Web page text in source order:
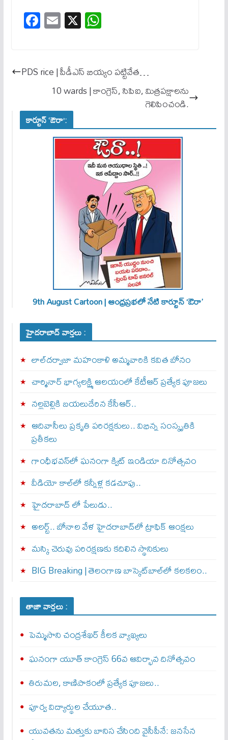
Fa
ce
ok
E
m
X W
ha
A
pp
PDS rice | పీడీఎస్ బియ్యం పట్టివేత…
10 wards | కాంగ్రెస్, సిపిఐ, మిత్రపక్షాలను
గెలిపించండి.
కార్టూన్ ‘ఔరా’:
9th August Cartoon | ఆంధ్రప్రభలో నేటి కార్టూన్ ‘ఔరా’
హైదరాబాద్ వార్తలు :
లాల్‌దర్వాజా మహంకాళి అమ్మవారికి కవిత బోనం
చార్మినార్‌ భాగ్యలక్ష్మి ఆలయంలో కేటీఆర్ ప్రత్యేక పూజలు
నల్లబెల్లికి బయలుదేరిన కేసీఆర్‌..
ఆదివాసీలు ప్రకృతి పరిరక్షకులు.. విభిన్న సంస్కృతికి
ప్రతీకలు
గాంధీభవన్‌లో ఘనంగా క్విట్‌ ఇండియా దినోత్సవం
వీడియో కాల్‌లో కన్నీళ్ల కడచూపు..
హైదరాబాద్ లో పేలుడు..
అలర్ట్‌.. బోనాల వేళ హైదరాబాద్‌లో ట్రాఫిక్‌ ఆంక్షలు
మస్కి చెరువు పరిరక్షణకు కదిలిన స్థానికులు
BIG Breaking | తెలంగాణ బాస్కెట్‌బాల్‌లో కలకలం..
తాజా వార్తలు :
పెమ్మసాని చంద్రశేఖర్‌ కీలక వ్యాఖ్యలు
ఘనంగా యూత్ కాంగ్రెస్ 66వ ఆవిర్భావ దినోత్సవం
తిరుమల, కాణిపాకంలో ప్రత్యేక పూజలు..
పూర్వ విద్యార్థుల చేయూత..
యువతను మత్తుకు బానిస చేసింది వైసీపీనే: జనసేన